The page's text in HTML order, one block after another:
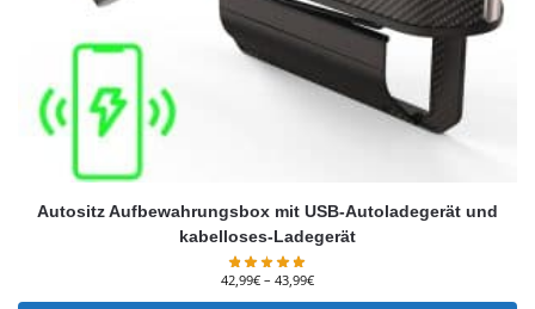
Autositz Aufbewahrungsbox mit USB-Autoladegerät und
kabelloses-Ladegerät
42,99€ – 43,99€